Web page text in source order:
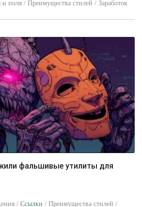
поля / Преимущества стилей / Заработок
/ Ссылки / Преимущества стилей /